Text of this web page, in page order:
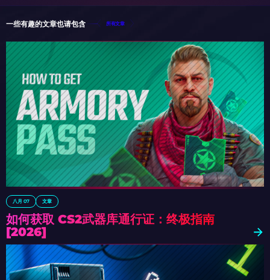
一些有趣的文章也请包含 所有文章
八月 07 文章
如何获取 CS2武器库通行证：终极指南
[2026]